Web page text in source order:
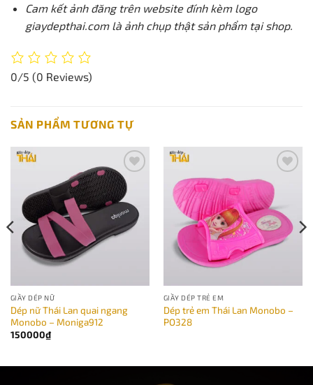
Cam kết ảnh đăng trên website đính kèm logo
giaydepthai.com là ảnh chụp thật sản phẩm tại shop.
0/5 (0 Reviews)
SẢN PHẨM TƯƠNG TỰ
Add to
wishlist
GIẦY DÉP NỮ
Dép nữ Thái Lan quai ngang
Monobo – Moniga912
150000₫
Add to
wishlist
GIẦY DÉP TRẺ EM
Dép trẻ em Thái Lan Monobo –
PO328